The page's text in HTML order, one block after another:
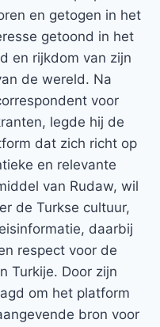
en getogen in het
getoond in het
en rijkdom van zijn
de wereld. Na
voor
legde hij de
dat zich richt op
en relevante
van Rudaw, wil
de Turkse cultuur,
daarbij
respect voor de
Turkije. Door zijn
om het platform
bron voor